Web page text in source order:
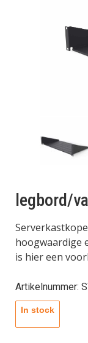
legbord/
hoogwaardige
is hier een
Artikelnummer:
In stock